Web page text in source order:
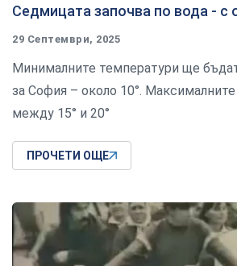
Седмицата започва по вода -
29 Септември, 2025
Минималните температури ще
за София – около 10°.
между 15° и 20°
ПРОЧЕТИ ОЩЕ